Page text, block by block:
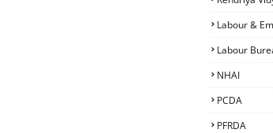
Labour &
Labour
NHAI
PCDA
PFRDA